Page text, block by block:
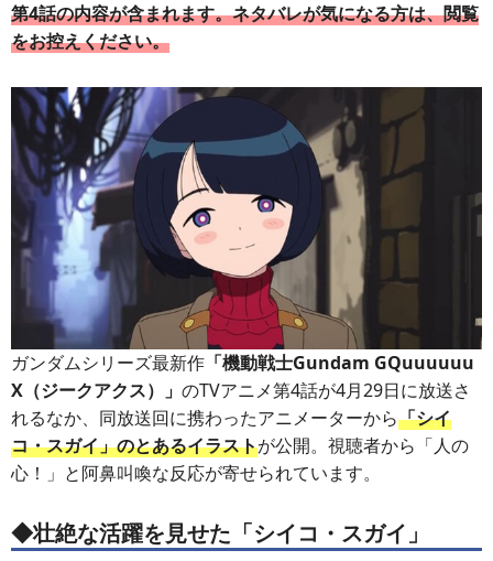
第4話の内容が含まれます。ネタバレが気になる方は、閲覧
をお控えください。
ガンダムシリーズ最新作 「機動戦士Gundam GQuuuuuu
X（ジークアクス）」 のTVアニメ第4話が4月29日に放送さ
れるなか、同放送回に携わったアニメーターから「シイ
コ・スガイ」のとあるイラストが公開。視聴者から「人の
心！」と阿鼻叫喚な反応が寄せられています。
◆壮絶な活躍を見せた「シイコ・スガイ」